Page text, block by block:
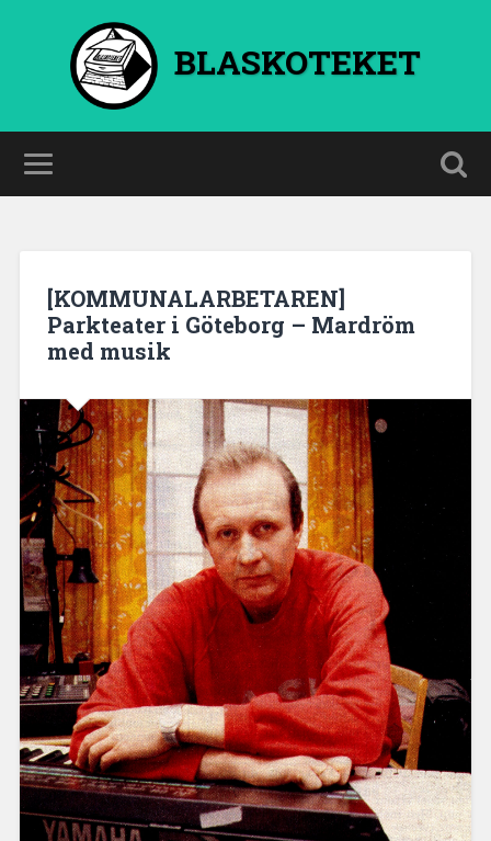
BLASKOTEKET
[KOMMUNALARBETAREN]
Parkteater i Göteborg – Mardröm
med musik